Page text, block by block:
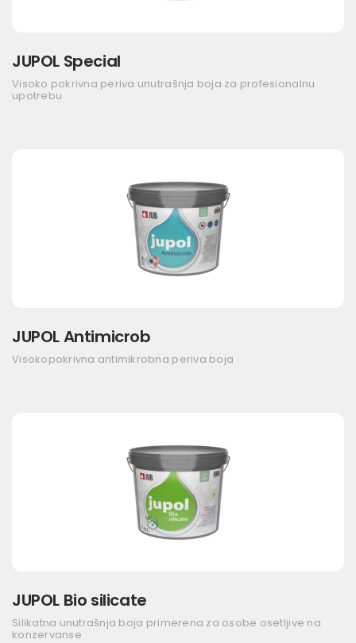
JUPOL Special
Visoko pokrivna periva unutrašnja boja za profesionalnu
upotrebu
JUPOL Antimicrob
Visokopokrivna antimikrobna periva boja
JUPOL Bio silicate
Silikatna unutrašnja boja primerena za osobe osetljive na
konzervanse